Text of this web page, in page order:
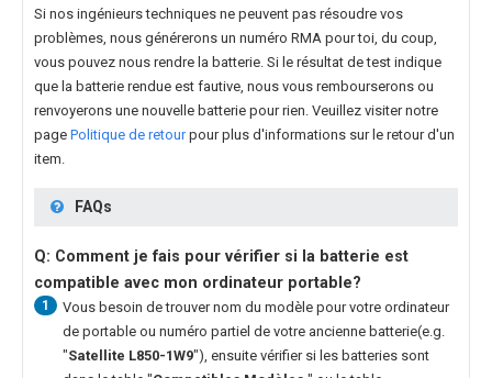
Si nos ingénieurs techniques ne peuvent pas résoudre vos
problèmes, nous générerons un numéro RMA pour toi, du coup,
vous pouvez nous rendre la batterie. Si le résultat de test indique
que la batterie rendue est fautive, nous vous rembourserons ou
renvoyerons une nouvelle batterie pour rien. Veuillez visiter notre
page Politique de retourpour plus d'informations sur le retour d'un
item.
FAQs
Q: Comment je fais pour vérifier si la batterie est
compatible avec mon ordinateur portable?
1
Vous besoin de trouver nom du modèle pour votre ordinateur
de portable ou numéro partiel de votre ancienne batterie(e.g.
"Satellite L850-1W9"), ensuite vérifier si les batteries sont